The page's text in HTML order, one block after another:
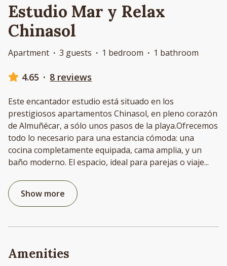
Estudio Mar y Relax
Chinasol
Apartment · 3 guests · 1 bedroom · 1 bathroom
4.65 · 8 reviews
Este encantador estudio está situado en los
prestigiosos apartamentos Chinasol, en pleno corazón
de Almuñécar, a sólo unos pasos de la playa.Ofrecemos
todo lo necesario para una estancia cómoda: una
cocina completamente equipada, cama amplia, y un
baño moderno. El espacio, ideal para parejas o viaje...
Show more
Amenities